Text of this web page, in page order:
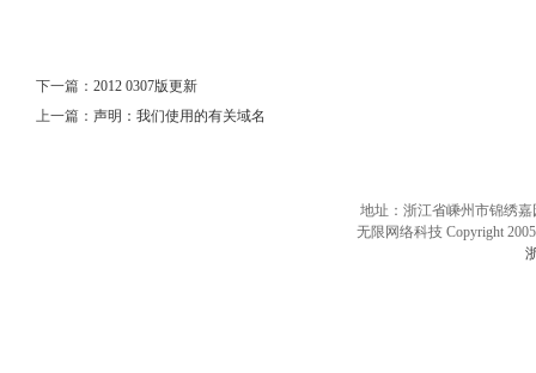
下一篇： 2012 0307版更新
上一篇： 声明：我们使用的有关域名
地址：浙江省嵊州市锦绣嘉
无限网络科技 Copyright